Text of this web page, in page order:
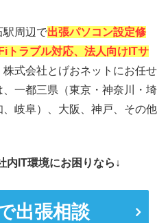
駅周辺で出張パソコン設定修
トラブル対応、法人向けITサ
株式会社とげおネットにお任せ
、一都三県（東京・神奈川・埼
岐阜）、大阪、神戸、その他
内IT環境にお困りなら↓
出張相談